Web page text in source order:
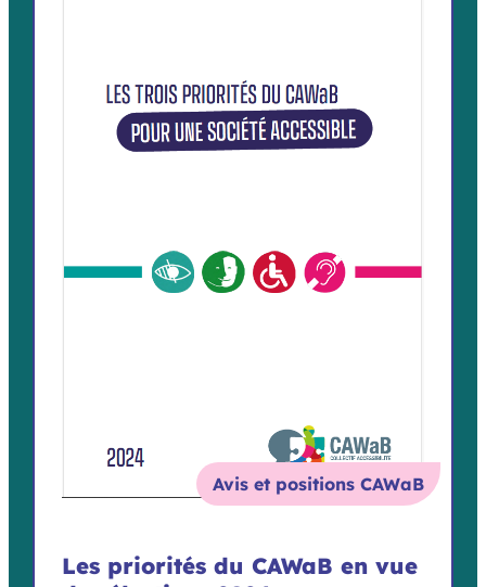
Avis et positions CAWaB
Les priorités du CAWaB en vue